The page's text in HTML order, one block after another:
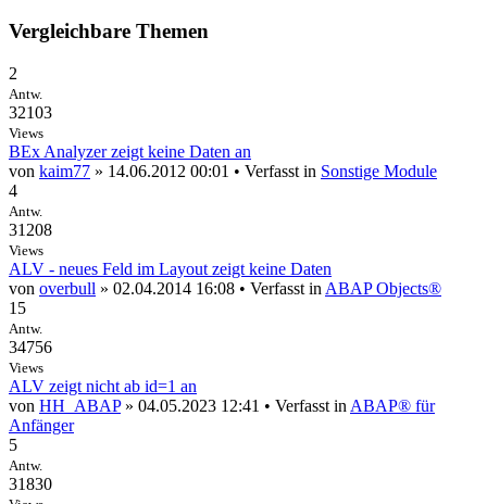
Vergleichbare Themen
2
Antw.
32103
Views
BEx Analyzer zeigt keine Daten an
von kaim77 » 14.06.2012 00:01 • Verfasst in Sonstige Module
4
Antw.
31208
Views
ALV - neues Feld im Layout zeigt keine Daten
von overbull » 02.04.2014 16:08 • Verfasst in ABAP Objects®
15
Antw.
34756
Views
ALV zeigt nicht ab id=1 an
von HH_ABAP» 04.05.2023 12:41 • Verfasst in ABAP® für
Anfänger
5
Antw.
31830